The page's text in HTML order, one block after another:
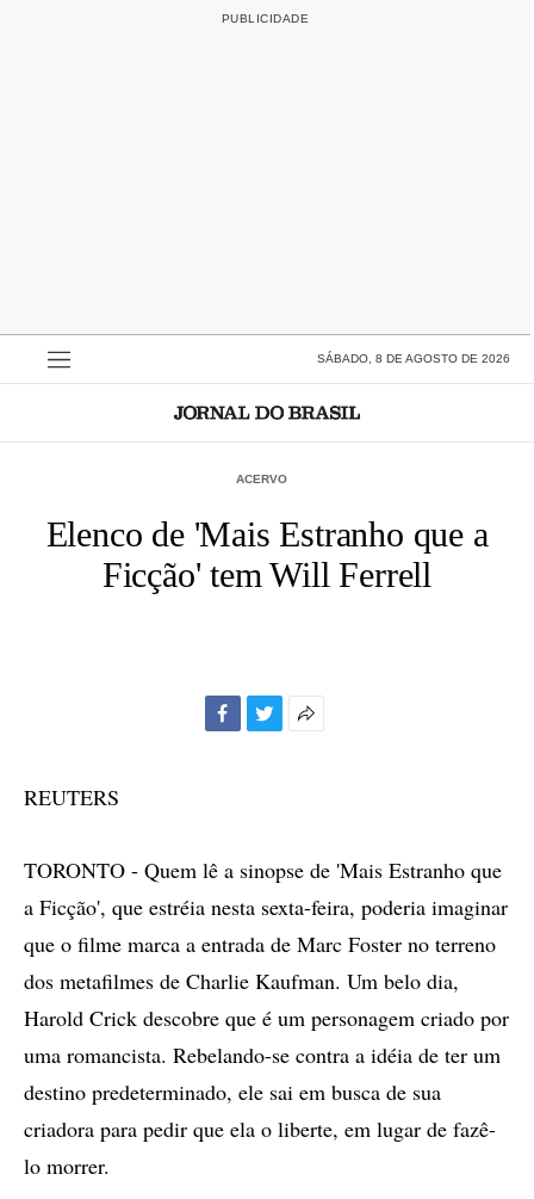
SÁBADO, 8 DE AGOSTO DE 2026
ACERVO
Elenco de 'Mais Estranho que a
Ficção' tem Will Ferrell
REUTERS
TORONTO - Quem lê a sinopse de 'Mais Estranho que
a Ficção', que estréia nesta sexta-feira, poderia imaginar
que o filme marca a entrada de Marc Foster no terreno
dos metafilmes de Charlie Kaufman. Um belo dia,
Harold Crick descobre que é um personagem criado por
uma romancista. Rebelando-se contra a idéia de ter um
destino predeterminado, ele sai em busca de sua
criadora para pedir que ela o liberte, em lugar de fazê-
lo morrer.